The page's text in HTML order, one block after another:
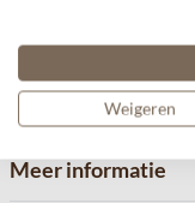
volle smaak.
Meer informatie
Weigeren